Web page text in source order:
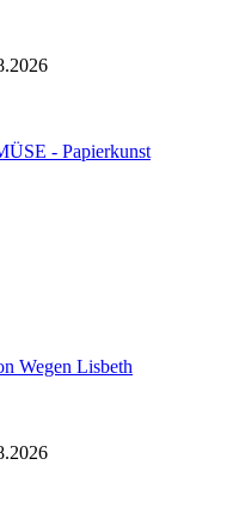
- Papierkunst
Wegen Lisbeth